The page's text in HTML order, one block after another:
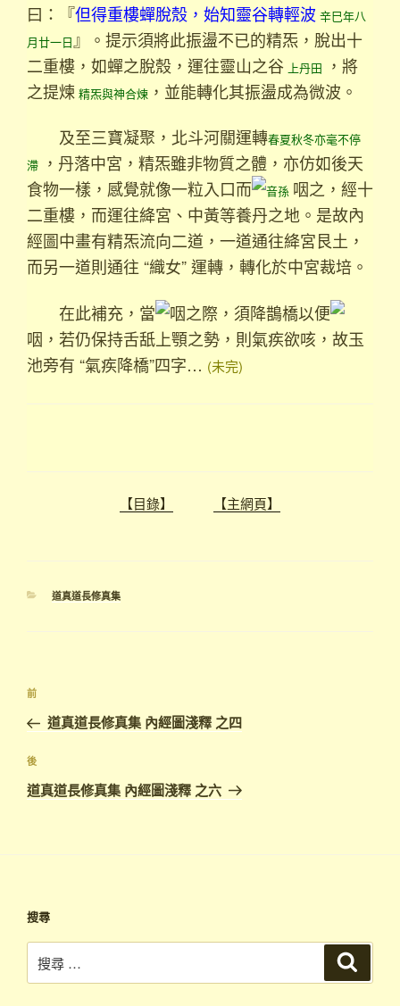
曰：『但得重樓蟬脫殼，始知靈谷轉輕波 辛巳年八
月廿一日 』。提示須將此振盪不已的精炁，脫出十
二重樓，如蟬之脫殼，運往靈山之谷 上丹田
，將
之提煉 精炁與神合煉 ，並能轉化其振盪成為微波。
及至三寶凝聚，北斗河關運轉春夏秋冬亦毫不停
滯 ，丹落中宮，精炁雖非物質之體，亦仿如後天
食物一樣，感覺就像一粒入口而
音孫 咽之，經十
二重樓，而運往絳宮、中黃等養丹之地。是故內
經圖中畫有精炁流向二道，一道通往絳宮艮土，
而另一道則通往 “織女” 運轉，轉化於中宮裁培。
在此補充，當
咽之際，須降鵲橋以便
咽，若仍保持舌舐上顎之勢，則氣疾欲咳，故玉
池旁有 “氣疾降橋”四字… (未完)
【目錄】 【主網頁】
分
道真道長修真集
文
導
覽
上
一
篇
文
章
前
道真道長修真集 內經圖淺釋 之四
下
篇
文
後
道真道長修真集 內經圖淺釋 之六
搜尋
尋：